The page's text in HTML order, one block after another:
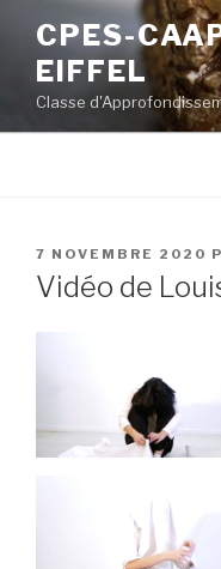
contenu
principal
CPES-
EIFFEL
Classe
PUBLIÉ
LE
7 NOVEMBRE 2020
Vidéo de